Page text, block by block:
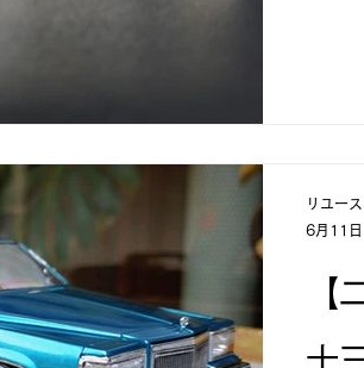
海外スピーカーを聴く ヴィンテージ国
なんで・も・っくあっぷ モックアップ プラ
ンパチ飛行場✈✈✈
【
十
リユー
6月11日